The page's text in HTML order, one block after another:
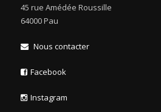
45 rue Amédée Roussille
64000 Pau
Nous contacter
Facebook
Instagram